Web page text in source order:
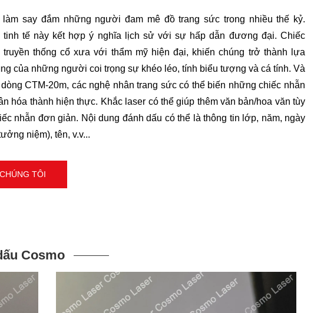
làm say đắm những người đam mê đồ trang sức trong nhiều thế kỷ.
tinh tế này kết hợp ý nghĩa lịch sử với sự hấp dẫn đương đại. Chiếc
truyền thống cổ xưa với thẩm mỹ hiện đại, khiến chúng trở thành lựa
của những người coi trọng sự khéo léo, tính biểu tượng và cá tính. Và
CTM-20m, các nghệ nhân trang sức có thể biến những chiếc nhẫn
hóa thành hiện thực. Khắc laser có thể giúp thêm văn bản/hoa văn tùy
nhẫn đơn giản. Nội dung đánh dấu có thể là thông tin lớp, năm, ngày
niệm), tên, v.v...
TÔI
Cosmo